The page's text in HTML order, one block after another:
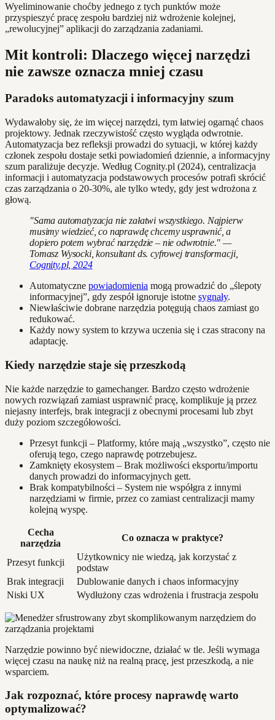
Wyeliminowanie choćby jednego z tych punktów może
przyspieszyć pracę zespołu bardziej niż wdrożenie kolejnej,
„rewolucyjnej” aplikacji do zarządzania zadaniami.
Mit kontroli: Dlaczego więcej narzędzi
nie zawsze oznacza mniej czasu
Paradoks automatyzacji i informacyjny szum
Wydawałoby się, że im więcej narzędzi, tym łatwiej ogarnąć chaos
projektowy. Jednak rzeczywistość często wygląda odwrotnie.
Automatyzacja bez refleksji prowadzi do sytuacji, w której każdy
członek zespołu dostaje setki powiadomień dziennie, a informacyjny
szum paraliżuje decyzje. Według Cognity.pl (2024), centralizacja
informacji i automatyzacja podstawowych procesów potrafi skrócić
czas zarządzania o 20-30%, ale tylko wtedy, gdy jest wdrożona z
głową.
"Sama automatyzacja nie załatwi wszystkiego. Najpierw
musimy wiedzieć, co naprawdę chcemy usprawnić, a
dopiero potem wybrać narzędzie – nie odwrotnie." —
Tomasz Wysocki, konsultant ds. cyfrowej transformacji,
Cognity.pl, 2024
Automatyczne powiadomienia mogą prowadzić do „ślepoty
informacyjnej”, gdy zespół ignoruje istotne sygnały.
Niewłaściwie dobrane narzędzia potęgują chaos zamiast go
redukować.
Każdy nowy system to krzywa uczenia się i czas stracony na
adaptację.
Kiedy narzędzie staje się przeszkodą
Nie każde narzędzie to gamechanger. Bardzo często wdrożenie
nowych rozwiązań zamiast usprawnić pracę, komplikuje ją przez
niejasny interfejs, brak integracji z obecnymi procesami lub zbyt
duży poziom szczegółowości.
Przesyt funkcji – Platformy, które mają „wszystko”, często nie
oferują tego, czego naprawdę potrzebujesz.
Zamknięty ekosystem – Brak możliwości eksportu/importu
danych prowadzi do informacyjnych gett.
Brak kompatybilności – System nie współgra z innymi
narzędziami w firmie, przez co zamiast centralizacji mamy
kolejną wyspę.
Cecha
narzędzia
Co oznacza w praktyce?
Przesyt funkcji
Użytkownicy nie wiedzą, jak korzystać z
podstaw
Brak integracji
Dublowanie danych i chaos informacyjny
Niski UX
Wydłużony czas wdrożenia i frustracja zespołu
Narzędzie powinno być niewidoczne, działać w tle. Jeśli wymaga
więcej czasu na naukę niż na realną pracę, jest przeszkodą, a nie
wsparciem.
Jak rozpoznać, które procesy naprawdę warto
optymalizować?